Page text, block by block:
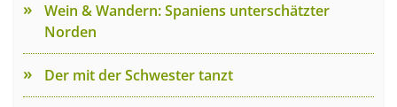
Wein & Wandern: Spaniens unterschätzter
Norden
Der mit der Schwester tanzt